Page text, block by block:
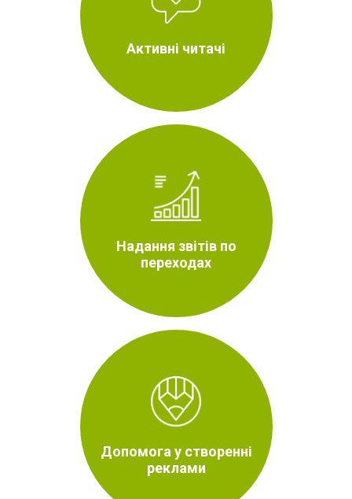
Активні читачі
Надання звітів по
переходах
Допомога у створенні
реклами